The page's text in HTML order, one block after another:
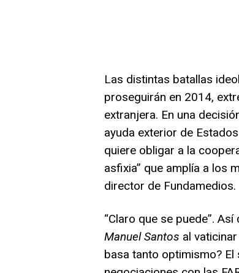
Las distintas batallas
proseguirán en 2014,
extranjera. En una
ayuda exterior de
quiere obligar a la
asfixia” que amplía a los
director de Fundamedios.
“Claro que se puede”.
Manuel Santos al
basa tanto optimismo?